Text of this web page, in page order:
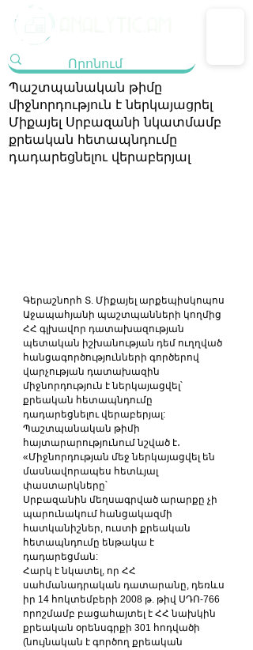
Պաշտպանական թիմը
միջնորդություն է ներկայացրել
Միքայել Սրբազանի նկատմամբ
քրեական հետապնդումը
դադարեցնելու վերաբերյալ
Գերաշնորհ Տ. Միքայել արքեպիսկոպոս
Աջապահյանի պաշտպանների կողմից
ՀՀ գլխավոր դատախազության
պետական իշխանության դեմ ուղղված
հանցագործությունների գործերով
վարչության դատախազին
միջնորդություն է ներկայացվել՝
քրեական հետապնդումը
դադարեցնելու վերաբերյալ:
Պաշտպանական թիմի
հայտարարությունում նշված է․
«Միջնորդության մեջ ներկայացվել են
մասնավորապես հետևյալ
փաստարկները՝
Սրբազանին մեղսագրված արարքը չի
պարունակում հանցակազմի
հատկանիշներ, ուստի քրեական
հետապնդումը ենթակա է
դադարեցման:
Հարկ է նկատել, որ ՀՀ
սահմանադրական դատարանը, դեռևս
իր 14 հոկտեմբերի 2008 թ. թիվ ՍԴՈ-766
որոշմամբ բացահայտել է ՀՀ նախկին
քրեական օրենսգրքի 301 հոդվածի
(նույնական է գործող քրեական